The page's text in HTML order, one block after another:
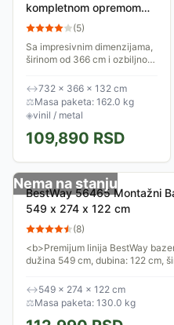
kompletnom opremom
7.32 x 3.66 x 1.32m
(5)
Sa impresivnim dimenzijama,
širinom od 366 cm i ozbiljnom
bazen predstavlja zlatni
standard u klasi premium
nadzemnih bazena,...
↔732 × 366 × 132 cm
⚖Masa paketa: 162.0 kg
◈vinil / metal
109,890 RSD
Nema na stanju
BestWay 56465 Montažni
549 x 274 x 122 cm
(8)
<b>Premijum linija BestWay
dužina 549 cm, dubina: 122 cm,
↔549 × 274 × 122 cm
⚖Masa paketa: 130.0 kg